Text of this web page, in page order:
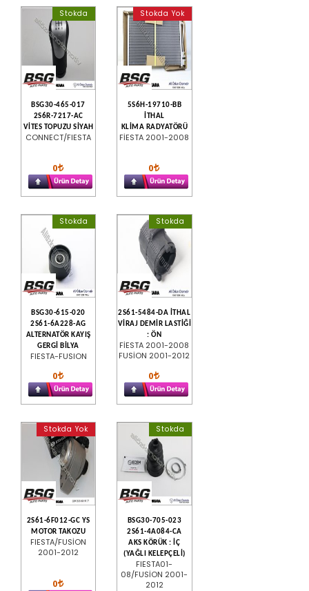
Stokda
BSG30-465-017
2S6R-7217-AC
VİTES TOPUZU SİYAH
CONNECT/FIESTA
0
Stokda Yok
5S6H-19710-BB
İTHAL
KLİMA RADYATÖRÜ
FİESTA 2001-2008
0
Stokda
BSG30-615-020
2S61-6A228-AG
ALTERNATÖR KAYIŞ
GERGİ BİLYA
FIESTA-FUSION
0
Stokda
2S61-5484-DA İTHAL
VİRAJ DEMİR LASTİĞİ
: ÖN
FİESTA 2001-2008
FUSİON 2001-2012
0
Stokda Yok
2S61-6F012-GC YS
MOTOR TAKOZU
FIESTA/FUSİON
2001-2012
0
Stokda
BSG30-705-023
2S61-4A084-CA
AKS KÖRÜK : İÇ
(YAĞLI KELEPÇELİ)
FIESTA01-
08/FUSİON 2001-
2012